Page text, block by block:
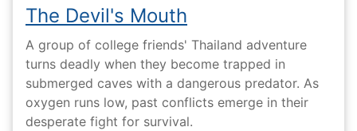
The Devil's Mouth
A group of college friends' Thailand adventure
turns deadly when they become trapped in
submerged caves with a dangerous predator. As
oxygen runs low, past conflicts emerge in their
desperate fight for survival.